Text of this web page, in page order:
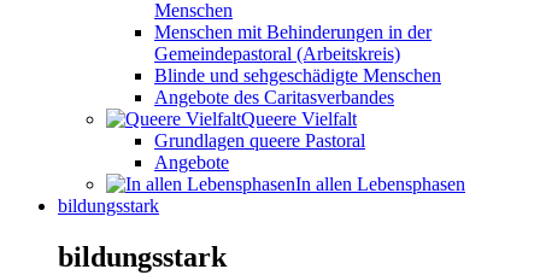
Menschen
Menschen mit Behinderungen in der
Gemeindepastoral (Arbeitskreis)
Blinde und sehgeschädigte Menschen
Angebote des Caritasverbandes
Queere Vielfalt
Grundlagen queere Pastoral
Angebote
In allen Lebensphasen
bildungsstark
bildungsstark